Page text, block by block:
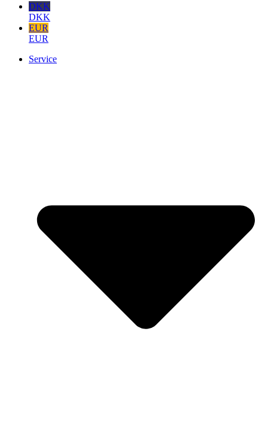
DKK
DKK
EUR
EUR
Service